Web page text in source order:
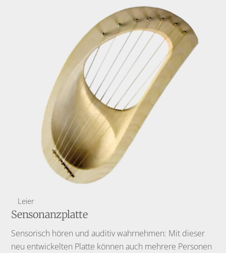
Leier
Sensonanzplatte
Sensorisch hören und auditiv wahrnehmen: Mit dieser
neu entwickelten Platte können auch mehrere Personen